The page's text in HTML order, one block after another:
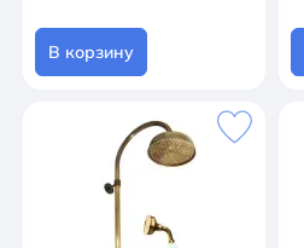
В корзину